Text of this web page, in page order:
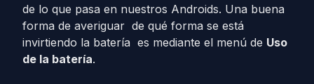
de lo que pasa en nuestros Androids. Una buena
forma de averiguar de qué forma se está
invirtiendo la batería es mediante el menú de Uso
de la batería.